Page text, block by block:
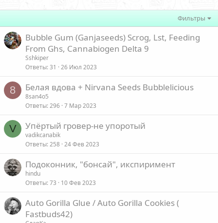
Фильтры
Bubble Gum (Ganjaseeds) Scrog, Lst, Feeding
From Ghs, Cannabiogen Delta 9
Sshkiper
Ответы 31 26 Июл 2023
8 Белая вдова + Nirvana Seeds Bubblelicious
8san4o5
Ответы 296 7 Мар 2023
V Упëртый гровер-не упоротый
vadikcanabik
Ответы 258 24 Фев 2023
Подоконник, "бонсай", икспиримент
hindu
Ответы 73 10 Фев 2023
Auto Gorilla Glue / Auto Gorilla Cookies (
Fastbuds42)